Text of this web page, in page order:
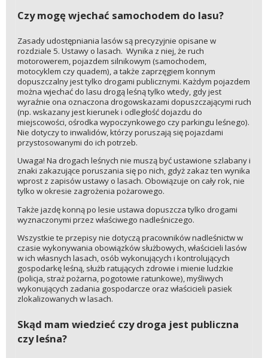
Czy mogę wjechać samochodem do lasu?
Zasady udostępniania lasów są precyzyjnie opisane w
rozdziale 5. Ustawy o lasach. Wynika z niej, że ruch
motorowerem, pojazdem silnikowym (samochodem,
motocyklem czy quadem), a także zaprzęgiem konnym
dopuszczalny jest tylko drogami publicznymi. Każdym pojazdem
można wjechać do lasu drogą leśną tylko wtedy, gdy jest
wyraźnie ona oznaczona drogowskazami dopuszczającymi ruch
(np. wskazany jest kierunek i odległość dojazdu do
miejscowości, ośrodka wypoczynkowego czy parkingu leśnego).
Nie dotyczy to inwalidów, którzy poruszają się pojazdami
przystosowanymi do ich potrzeb.
Uwaga! Na drogach leśnych nie muszą być ustawione szlabany i
znaki zakazujące poruszania się po nich, gdyż zakaz ten wynika
wprost z zapisów ustawy o lasach. Obowiązuje on cały rok, nie
tylko w okresie zagrożenia pożarowego.
Także jazdę konną po lesie ustawa dopuszcza tylko drogami
wyznaczonymi przez właściwego nadleśniczego.
Wszystkie te przepisy nie dotyczą pracowników nadleśnictw w
czasie wykonywania obowiązków służbowych, właścicieli lasów
w ich własnych lasach, osób wykonujących i kontrolujących
gospodarkę leśną, służb ratujących zdrowie i mienie ludzkie
(policja, straż pożarna, pogotowie ratunkowe), myśliwych
wykonujących zadania gospodarcze oraz właścicieli pasiek
zlokalizowanych w lasach.
Skąd mam wiedzieć czy droga jest publiczna
czy leśna?